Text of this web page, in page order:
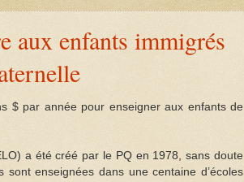
aux enfants immigrés
$ par année pour enseigner aux enfants de
a été créé par le PQ en 1978, sans doute
enseignées dans une centaine d’écoles